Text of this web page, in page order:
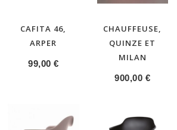
CAFITA 46,
ARPER
99,00€
CHAUFFEUSE,
QUINZE ET
MILAN
900,00 €